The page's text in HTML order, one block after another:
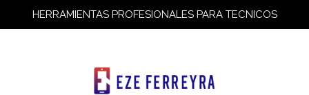
HERRAMIENTAS PROFESIONALES PARA TECNICOS